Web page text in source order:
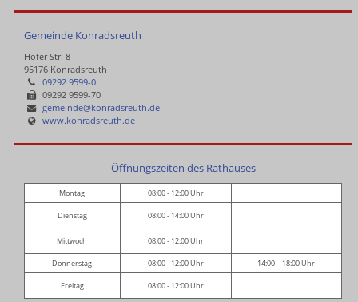
Gemeinde Konradsreuth
Hofer Str. 8
95176 Konradsreuth
09292 9599-0
09292 9599-70
gemeinde@konradsreuth.de
www.konradsreuth.de
Öffnungszeiten des Rathauses
Montag 08:00 - 12:00 Uhr
Dienstag 08:00 - 14:00 Uhr
Mittwoch 08:00 - 12:00 Uhr
Donnerstag 08:00 - 12:00 Uhr 14:00 – 18:00 Uhr
Freitag 08:00 - 12:00 Uhr